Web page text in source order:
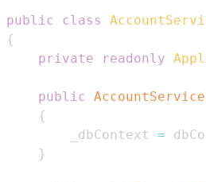
public class
{
private
readonly
public AccountService
{
        _dbContext
=
}